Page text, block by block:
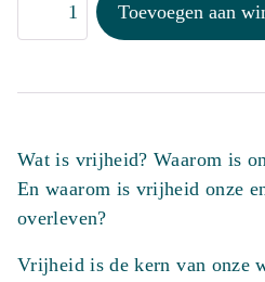
Toevoegen aan
Wat is vrijheid? Waarom is
En waarom is vrijheid onze
overleven?
Vrijheid is de kern van onze